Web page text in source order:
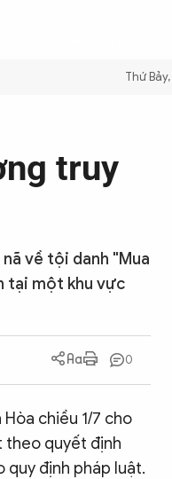
xăng dầu để đảm bảo
Thứ
truy
về tội danh "Mua
tại một khu vực
0
chiều 1/7 cho
theo quyết định
quy định pháp luật.